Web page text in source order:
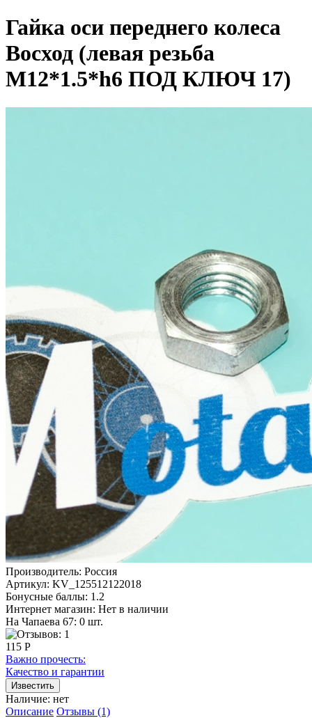
Гайка оси переднего колеса
Восход (левая резьба
М12*1.5*h6 ПОД КЛЮЧ 17)
Производитель: Россия
Артикул: KV_125512122018
Бонусные баллы: 1.2
Интернет магазин: Нет в наличии
На Чапаева 67: 0 шт.
115 Р
Важно прочесть:
Качество и гарантии
Наличие: нет
Описание Отзывы (1)